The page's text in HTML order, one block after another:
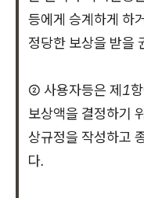
등에게 승계하게 하
정당한 보상을 받을
② 사용자등은 제1
보상액을 결정하기
상규정을 작성하고
다.